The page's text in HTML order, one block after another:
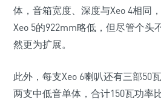
体，音箱宽度、深度与Xeo 4相同
Xeo 5的922mm略低，但尽管个头
然更为扩展。
此外，每支Xeo 6喇叭还有三部50
两支中低音单体，合计150瓦功率